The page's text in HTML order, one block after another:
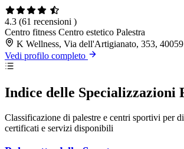
4.3 (61 recensioni )
Centro fitness Centro estetico Palestra
K Wellness, Via dell'Artigianato, 353,
Vedi profilo completo
Indice delle Specializzazioni
Classificazione di palestre e centri sportivi per
certificati e servizi disponibili